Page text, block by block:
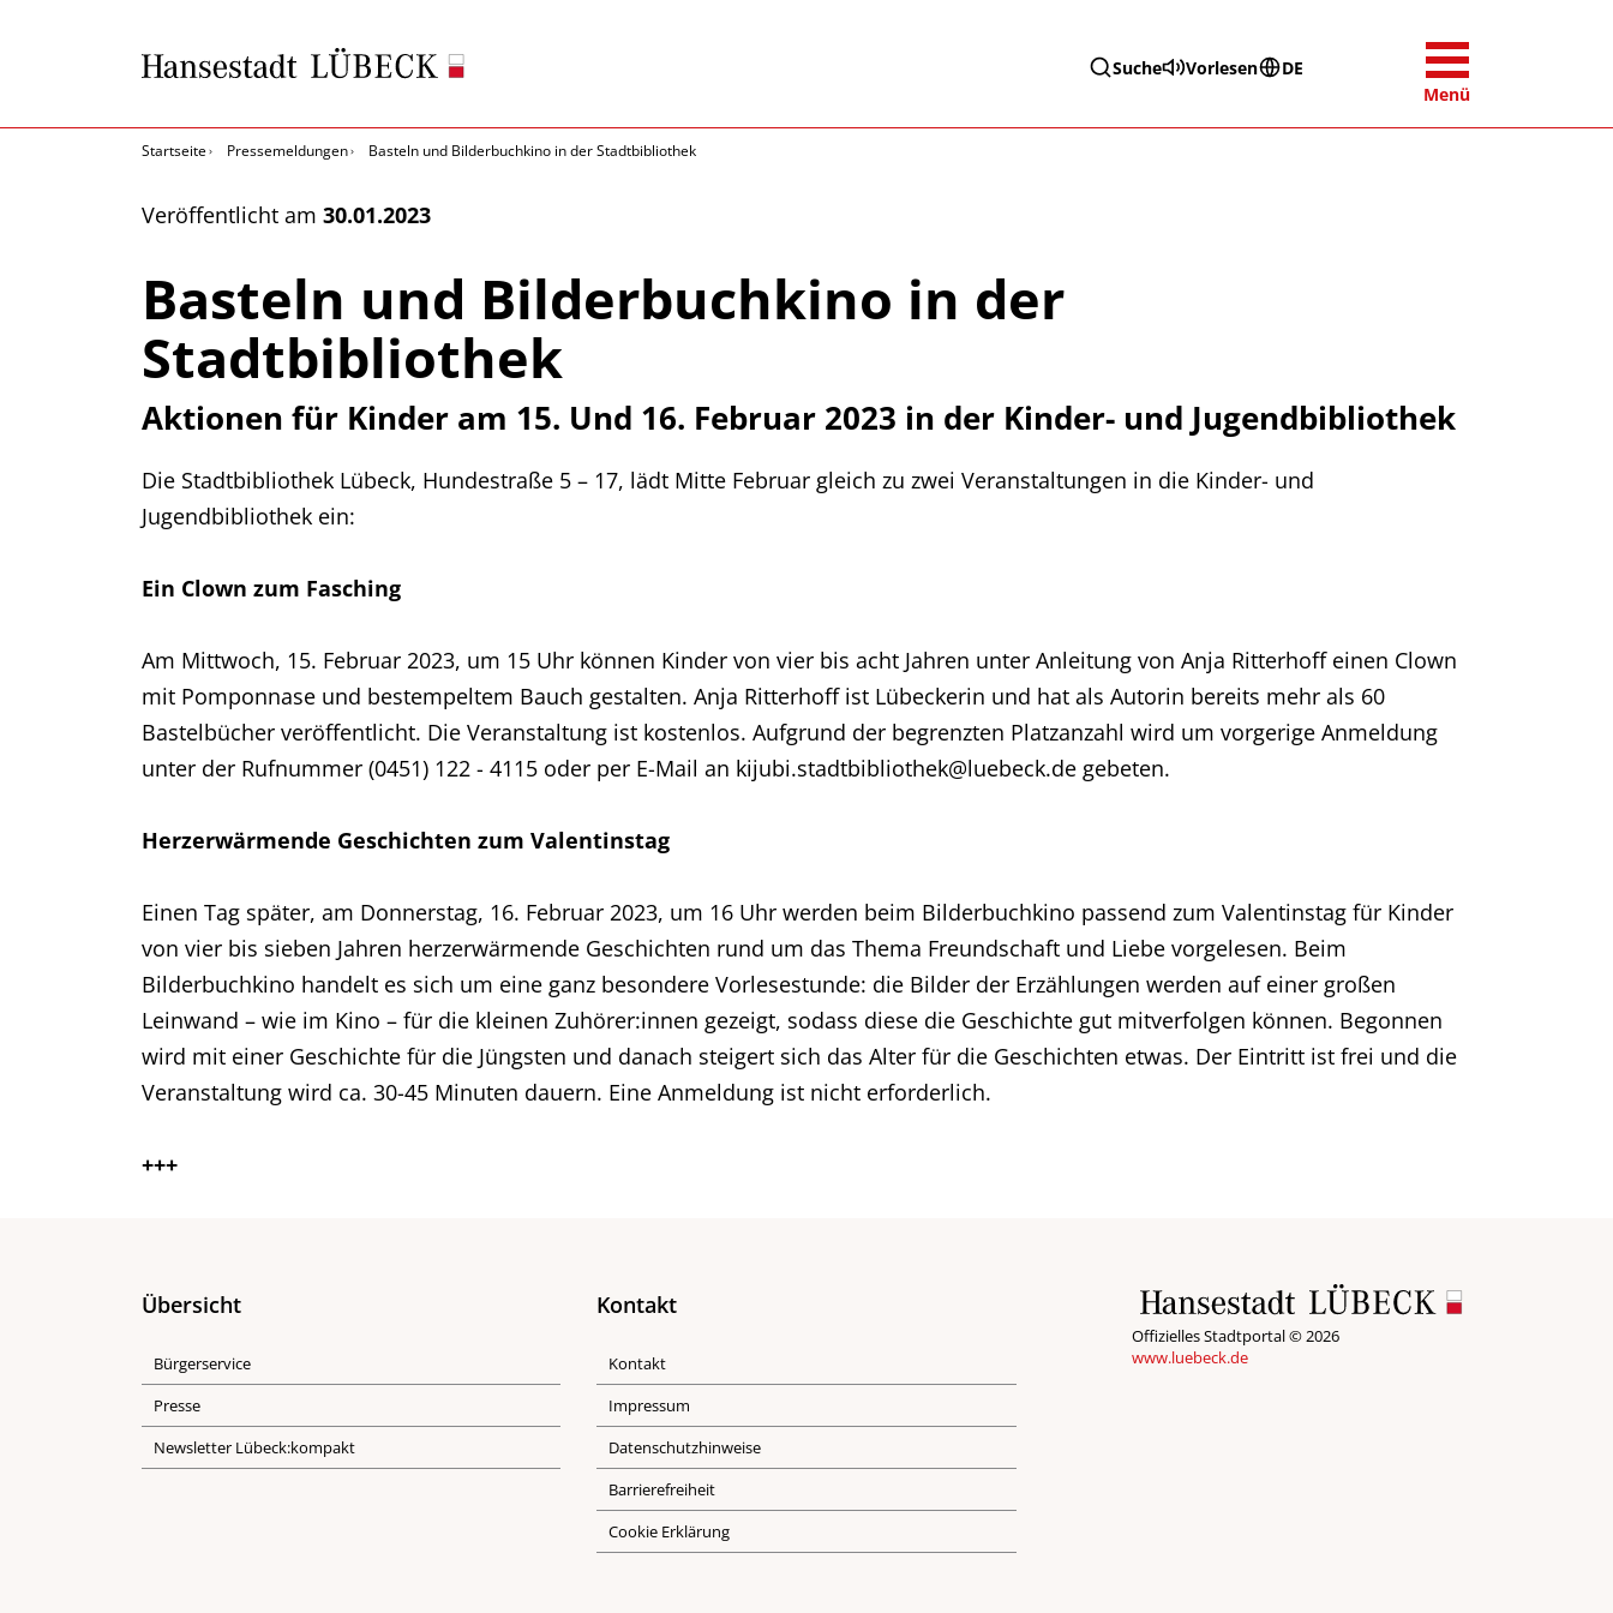
Suche Vorlesen
DE
Menü
Startseite Pressemeldungen Basteln und Bilderbuchkino in der Stadtbibliothek
Veröffentlicht am 30.01.2023
Basteln und Bilderbuchkino in der
Stadtbibliothek
Aktionen für Kinder am 15. Und 16. Februar 2023 in der Kinder- und Jugendbibliothek
Die Stadtbibliothek Lübeck, Hundestraße 5 – 17, lädt Mitte Februar gleich zu zwei Veranstaltungen in die Kinder- und
Jugendbibliothek ein:
Ein Clown zum Fasching
Am Mittwoch, 15. Februar 2023, um 15 Uhr können Kinder von vier bis acht Jahren unter Anleitung von Anja Ritterhoff einen Clown
mit Pomponnase und bestempeltem Bauch gestalten. Anja Ritterhoff ist Lübeckerin und hat als Autorin bereits mehr als 60
Bastelbücher veröffentlicht. Die Veranstaltung ist kostenlos. Aufgrund der begrenzten Platzanzahl wird um vorgerige Anmeldung
unter der Rufnummer (0451) 122 - 4115 oder per E-Mail an kijubi.stadtbibliothek@luebeck.de gebeten.
Herzerwärmende Geschichten zum Valentinstag
Einen Tag später, am Donnerstag, 16. Februar 2023, um 16 Uhr werden beim Bilderbuchkino passend zum Valentinstag für Kinder
von vier bis sieben Jahren herzerwärmende Geschichten rund um das Thema Freundschaft und Liebe vorgelesen. Beim
Bilderbuchkino handelt es sich um eine ganz besondere Vorlesestunde: die Bilder der Erzählungen werden auf einer großen
Leinwand – wie im Kino – für die kleinen Zuhörer:innen gezeigt, sodass diese die Geschichte gut mitverfolgen können. Begonnen
wird mit einer Geschichte für die Jüngsten und danach steigert sich das Alter für die Geschichten etwas. Der Eintritt ist frei und die
Veranstaltung wird ca. 30-45 Minuten dauern. Eine Anmeldung ist nicht erforderlich.
+++
Übersicht
Bürgerservice
Presse
Newsletter Lübeck:kompakt
Kontakt
Kontakt
Impressum
Datenschutzhinweise
Barrierefreiheit
Cookie Erklärung
Offizielles Stadtportal © 2026
www.luebeck.de